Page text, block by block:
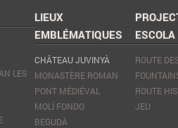
LES
LIEUX
EMBLÉMATIQUES
CHÂTEAU JUVINYÀ
MONASTÈRE ROMAN
PONT MÉDIÉVAL
MOLÍ FONDO
BEGUDÀ
ESCOLA
ROUTE
ROUTE
JEU